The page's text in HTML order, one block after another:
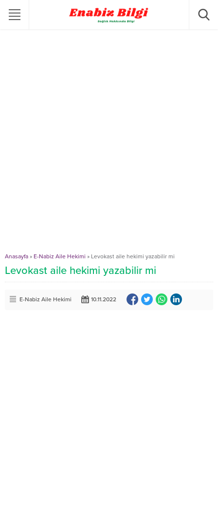
Anasayfa » E-Nabiz Aile Hekimi » Levokast aile hekimi yazabilir mi
Levokast aile hekimi yazabilir mi
E-Nabiz Aile Hekimi 10.11.2022